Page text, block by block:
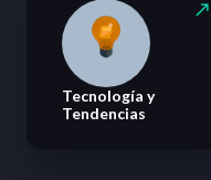
Tecnología y
Tendencias